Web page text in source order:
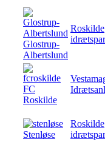
Glostrup-
Albertslund
Roskilde
FC
Roskilde
Stenløse
Roskilde